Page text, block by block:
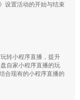
设置活动的开始与结束
转小程序直播，提升
自家小程序直播的玩
合现有的小程序直播的